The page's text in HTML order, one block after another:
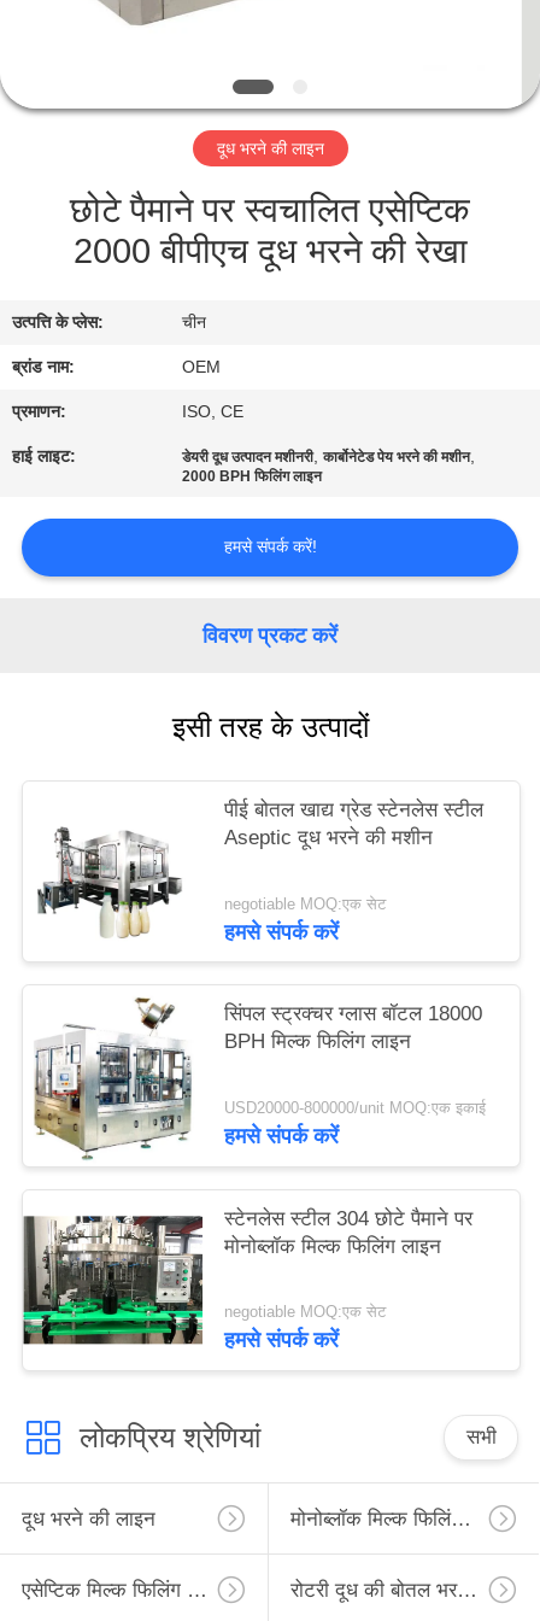
की
विनती
करे
PRIVACY
दूध भरने की लाइन
छोटे पैमाने पर स्वचालित एसेप्टिक
2000 बीपीएच दूध भरने की रेखा
उत्पत्ति के प्लेस: चीन
ब्रांड नाम: OEM
प्रमाणन: ISO, CE
हाई लाइट: डेयरी दूध उत्पादन मशीनरी,कार्बोनेटेड पेय भरने की मशीन,
2000 BPH फिलिंग लाइन
हमसे संपर्क करें!
विवरण प्रकट करें
इसी तरह के उत्पादों
पीई बोतल खाद्य ग्रेड स्टेनलेस स्टील
Aseptic दूध भरने की मशीन
negotiable MOQ:एक सेट
हमसे संपर्क करें
सिंपल स्ट्रक्चर ग्लास बॉटल 18000
BPH मिल्क फिलिंग लाइन
USD20000-800000/unit MOQ:एक इकाई
हमसे संपर्क करें
स्टेनलेस स्टील 304 छोटे पैमाने पर
मोनोब्लॉक मिल्क फिलिंग लाइन
negotiable MOQ:एक सेट
हमसे संपर्क करें
लोकप्रिय श्रेणियां सभी
दूध भरने की लाइन मोनोब्लॉक मिल्क फिलिंग लाइन
एसेप्टिक मिल्क फिलिंग लाइन रोटरी दूध की बोतल भरने की लाइन